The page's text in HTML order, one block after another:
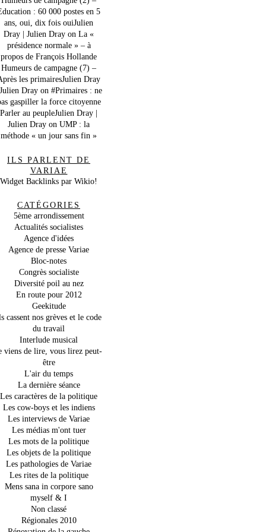
: 60 000 postes en 5
ans, oui, dix fois ouiJulien
Dray | Julien Dray on La «
présidence normale » – à
propos de François Hollande
Humeurs de campagne (7) –
les primairesJulien Dray
Dray on #Primaires : ne
gaspiller la force citoyenne
Parler au peupleJulien Dray |
Julien Dray on UMP : la
méthode « un jour sans fin »
ILS PARLENT DE
VARIAE
Widget Backlinks par Wikio!
CATÉGORIES
5ème arrondissement
Actualités socialistes
Agence d'idées
Agence de presse Variae
Bloc-notes
Congrès socialiste
Diversité poil au nez
En route pour 2012
Geekitude
cassent nos grèves et le code
du travail
Interlude musical
viens de lire, vous lirez peut-
être
L'air du temps
La dernière séance
Les caractères de la politique
Les cow-boys et les indiens
Les interviews de Variae
Les médias m'ont tuer
Les mots de la politique
Les objets de la politique
Les pathologies de Variae
Les rites de la politique
Mens sana in corpore sano
myself & I
Non classé
Régionales 2010